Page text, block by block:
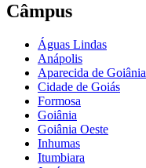
Câmpus
Águas Lindas
Anápolis
Aparecida de Goiânia
Cidade de Goiás
Formosa
Goiânia
Goiânia Oeste
Inhumas
Itumbiara